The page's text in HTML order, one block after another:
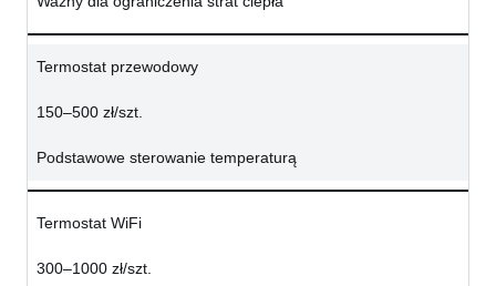
Termostat przewodowy
150–500 zł/szt.
Podstawowe sterowanie temperaturą
Termostat WiFi
300–1000 zł/szt.